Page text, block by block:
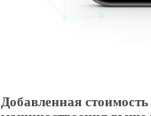
Добавленная